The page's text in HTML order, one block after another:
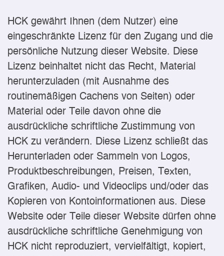
HCK gewährt Ihnen (dem Nutzer) eine
eingeschränkte Lizenz für den Zugang und die
persönliche Nutzung dieser Website. Diese
Lizenz beinhaltet nicht das Recht, Material
herunterzuladen (mit Ausnahme des
routinemäßigen Cachens von Seiten) oder
Material oder Teile davon ohne die
ausdrückliche schriftliche Zustimmung von
HCK zu verändern. Diese Lizenz schließt das
Herunterladen oder Sammeln von Logos,
Produktbeschreibungen, Preisen, Texten,
Grafiken, Audio- und Videoclips und/oder das
Kopieren von Kontoinformationen aus. Diese
Website oder Teile dieser Website dürfen ohne
ausdrückliche schriftliche Genehmigung von
HCK nicht reproduziert, vervielfältigt, kopiert,